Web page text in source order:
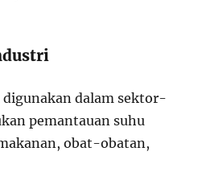
dalam sektor-
pemantauan suhu
obat-obatan,